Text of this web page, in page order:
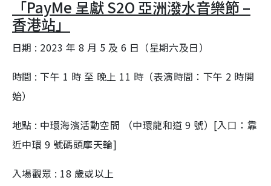
「PayMe 呈獻 S2O 亞洲潑水音樂節 –
香港站」
日期 : 2023 年 8 月 5 及 6 日（星期六及日）
時間 : 下午 1 時 至 晚上 11 時（表演時間：下午 2 時開
始）
地點 : 中環海濱活動空間 （中環龍和道 9 號）[入口：靠
近中環 9 號碼頭摩天輪]
入場觀眾 : 18 歲或以上